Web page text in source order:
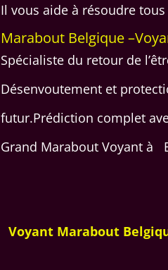
Il vous aide à résoudre
Marabout Belgique
Spécialiste du retour de
Désenvoutement et
futur.Prédiction complet
Grand Marabout Voyant à
Voyant Marabout